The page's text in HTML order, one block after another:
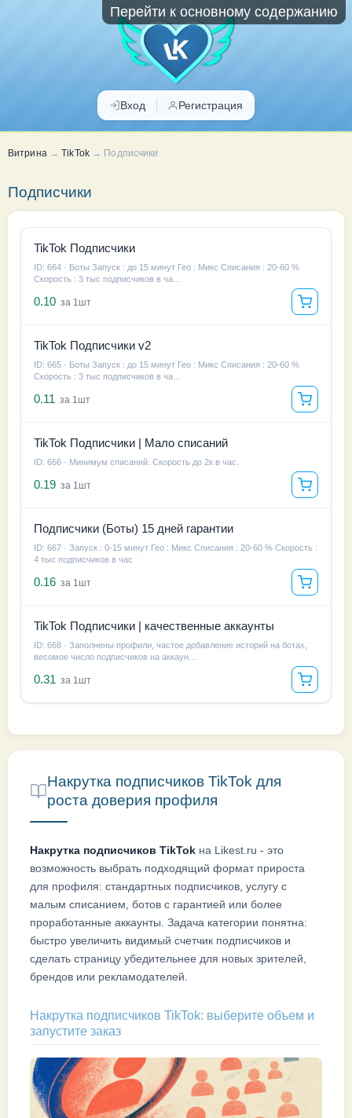
Перейти к основному содержанию
Вход Регистрация
Витрина→TikTok→ Подписчики
Подписчики
TikTok Подписчики
ID: 664 · Боты Запуск : до 15 минут Гео : Микс Списания : 20-60 %
Скорость : 3 тыс подписчиков в ча…
0.10 за 1шт
TikTok Подписчики v2
ID: 665 · Боты Запуск : до 15 минут Гео : Микс Списания : 20-60 %
Скорость : 3 тыс подписчиков в ча…
0.11 за 1шт
TikTok Подписчики | Мало списаний
ID: 666 · Минимум списаний. Скорость до 2к в час.
0.19 за 1шт
Подписчики (Боты) 15 дней гарантии
ID: 667 · Запуск : 0-15 минут Гео : Микс Списания : 20-60 % Скорость :
4 тыс подписчиков в час
0.16 за 1шт
TikTok Подписчики | качественные аккаунты
ID: 668 · Заполнены профили, частое добавление историй на ботах,
весомое число подписчиков на аккаун…
0.31 за 1шт
Накрутка подписчиков TikTok для
роста доверия профиля
Накрутка подписчиков TikTok на Likest.ru - это
возможность выбрать подходящий формат прироста
для профиля: стандартных подписчиков, услугу с
малым списанием, ботов с гарантией или более
проработанные аккаунты. Задача категории понятна:
быстро увеличить видимый счетчик подписчиков и
сделать страницу убедительнее для новых зрителей,
брендов или рекламодателей.
Накрутка подписчиков TikTok: выберите объем и
запустите заказ